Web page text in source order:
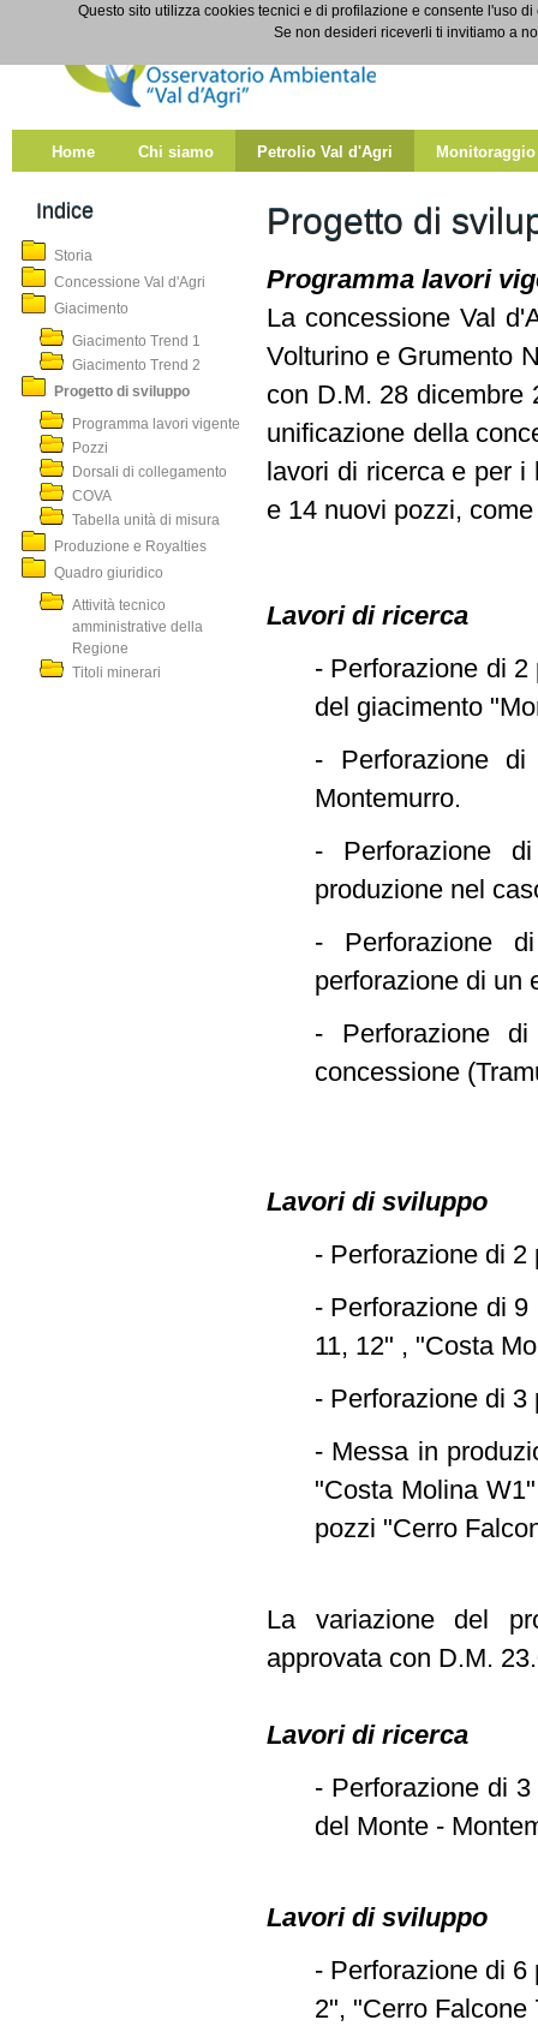
Salta al contenuto
Progetto di sviluppo
Home Chi siamo Petrolio Val d'Agri Monitoraggio
Indice
Storia
Concessione Val d'Agri
Giacimento
Giacimento Trend 1
Giacimento Trend 2
Progetto di sviluppo
Programma lavori vigente
Pozzi
Dorsali di collegamento
COVA
Tabella unità di misura
Produzione e Royalties
Quadro giuridico
Attività tecnico
amministrative della
Regione
Titoli minerari
Progetto di
Programma lavori
La concessione Val
Volturino e Grumento
con D.M. 28
unificazione della
lavori di ricerca e per
e 14 nuovi pozzi,
Lavori di ricerca
- Perforazione di
del giacimento
- Perforazione
Montemurro.
- Perforazione
produzione nel
- Perforazione
perforazione di un
- Perforazione
concessione
Lavori di sviluppo
- Perforazione di
- Perforazione di
11, 12" , "Costa
- Perforazione di
- Messa in
"Costa Molina
pozzi "Cerro
La variazione del
approvata con D.M.
Lavori di ricerca
- Perforazione di
del Monte -
Lavori di sviluppo
- Perforazione di
2", "Cerro
Questo sito utilizza cookies tecnici e di profilazione e consente l'uso
Se non desideri riceverli ti invitiamo a